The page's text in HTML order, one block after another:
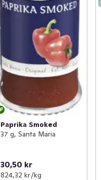
Paprika Smoked
37 g, Santa Maria
30,50 kr
824,32 kr /kg